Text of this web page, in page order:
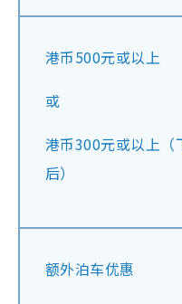
港币500元或以上
或
港币300元或以上（
后）
额外泊车优惠